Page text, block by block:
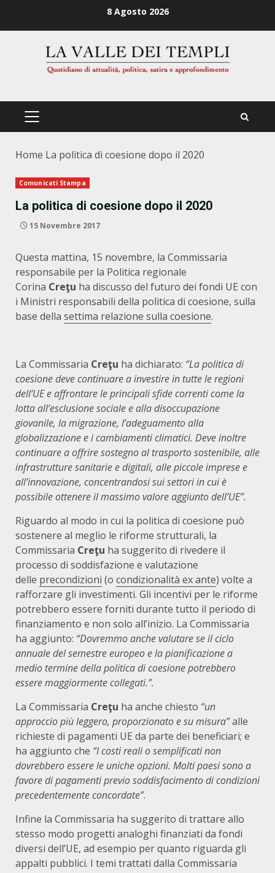
8 Agosto 2026
PRIMÄRES
Home La politica di coesione dopo il 2020
Comunicati Stampa
La politica di coesione dopo il 2020
15 Novembre 2017
Questa mattina, 15 novembre, la Commissaria
responsabile per la Politica regionale
Corina Creţu ha discusso del futuro dei fondi UE con
i Ministri responsabili della politica di coesione, sulla
base della settima relazione sulla coesione.
La Commissaria Creţu ha dichiarato: “La politica di
coesione deve continuare a investire in tutte le regioni
dell’UE e affrontare le principali sfide correnti come la
lotta all’esclusione sociale e alla disoccupazione
giovanile, la migrazione, l’adeguamento alla
globalizzazione e i cambiamenti climatici. Deve inoltre
continuare a offrire sostegno al trasporto sostenibile, alle
infrastrutture sanitarie e digitali, alle piccole imprese e
all’innovazione, concentrandosi sui settori in cui è
possibile ottenere il massimo valore aggiunto dell’UE”.
Riguardo al modo in cui la politica di coesione può
sostenere al meglio le riforme strutturali, la
Commissaria Creţu ha suggerito di rivedere il
processo di soddisfazione e valutazione
delle precondizioni (o condizionalità ex ante) volte a
rafforzare gli investimenti. Gli incentivi per le riforme
potrebbero essere forniti durante tutto il periodo di
finanziamento e non solo all’inizio. La Commissaria
ha aggiunto: “Dovremmo anche valutare se il ciclo
annuale del semestre europeo e la pianificazione a
medio termine della politica di coesione potrebbero
essere maggiormente collegati.”.
La Commissaria Creţu ha anche chiesto “un
approccio più leggero, proporzionato e su misura”alle
richieste di pagamenti UE da parte dei beneficiari; e
ha aggiunto che “I costi reali o semplificati non
dovrebbero essere le uniche opzioni. Molti paesi sono a
favore di pagamenti previo soddisfacimento di condizioni
precedentemente concordate”.
Infine la Commissaria ha suggerito di trattare allo
stesso modo progetti analoghi finanziati da fondi
diversi dell’UE, ad esempio per quanto riguarda gli
appalti pubblici. I temi trattati dalla Commissaria